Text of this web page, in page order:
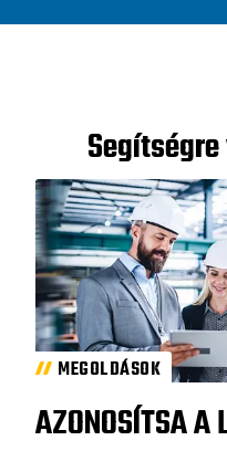
MEGOLDÁSOK
AZONOSÍTSA A